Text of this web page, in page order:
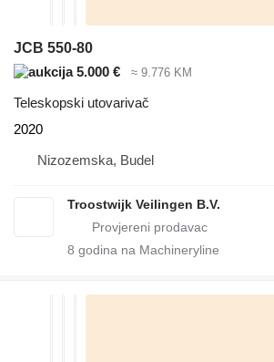
JCB 550-80
5.000 €
≈ 9.776 KM
Teleskopski utovarivač
2020
Nizozemska, Budel
Troostwijk Veilingen B.V.
8 godina na Machineryline